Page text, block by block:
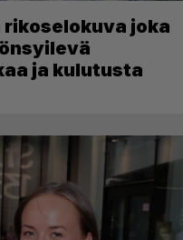
joka
ja kulutusta